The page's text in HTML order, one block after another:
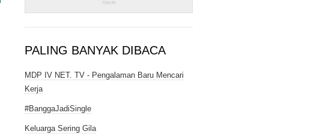
PALING BANYAK DIBACA
MDP IV NET. TV - Pengalaman Baru Mencari
Kerja
#BanggaJadiSingle
Keluarga Sering Gila